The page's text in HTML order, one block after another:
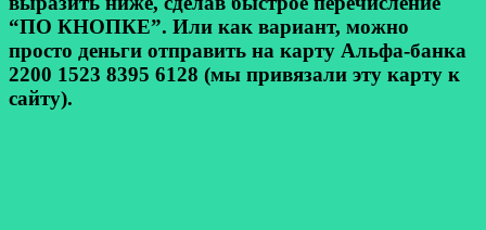
“ПО КНОПКЕ”. Или как вариант, можно
просто деньги отправить на карту Альфа-банка
2200 1523 8395 6128 (мы привязали эту карту к
сайту).